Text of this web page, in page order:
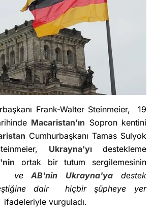
Frank-Walter Steinmeier, 19
Macaristan’ın Sopron kentini
Cumhurbaşkanı Tamas Sulyok
Ukrayna'yıdestekleme
ortak bir tutum sergilemesinin
veAB'nin Ukrayna'ya destek
dair hiçbir şüpheye yer
ifadeleriyle vurguladı.